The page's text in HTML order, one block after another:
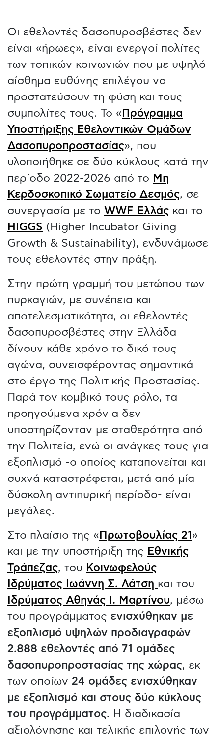
Οι εθελοντές δασοπυροσβέστες δεν
είναι «ήρωες», είναι ενεργοί πολίτες
των τοπικών κοινωνιών που με υψηλό
αίσθημα ευθύνης επιλέγου να
προστατεύσουν τη φύση και τους
συμπολίτες τους. Το « Πρόγραμμα
Υποστήριξης Εθελοντικών Ομάδων
Δασοπυροπροστασίας», που
υλοποιήθηκε σε δύο κύκλους κατά την
περίοδο 2022-2026 από το Μη
Κερδοσκοπικό Σωματείο Δεσμός, σε
συνεργασία με το WWF Ελλάς και το
HIGGS (Higher Incubator Giving
Growth & Sustainability), ενδυνάμωσε
τους εθελοντές στην πράξη.
Στην πρώτη γραμμή του μετώπου των
πυρκαγιών, με συνέπεια και
αποτελεσματικότητα, οι εθελοντές
δασοπυροσβέστες στην Ελλάδα
δίνουν κάθε χρόνο το δικό τους
αγώνα, συνεισφέροντας σημαντικά
στο έργο της Πολιτικής Προστασίας.
Παρά τον κομβικό τους ρόλο, τα
προηγούμενα χρόνια δεν
υποστηρίζονταν με σταθερότητα από
την Πολιτεία, ενώ οι ανάγκες τους για
εξοπλισμό -ο οποίος καταπονείται και
συχνά καταστρέφεται, μετά από μία
δύσκολη αντιπυρική περίοδο- είναι
μεγάλες.
Στο πλαίσιο της « Πρωτοβουλίας 21 »
και με την υποστήριξη της Εθνικής
Τράπεζας, του Κοινωφελούς
Ιδρύματος Ιωάννη Σ. Λάτση και του
Ιδρύματος Αθηνάς Ι. Μαρτίνου, μέσω
του προγράμματος ενισχύθηκαν με
εξοπλισμό υψηλών προδιαγραφών
2.888 εθελοντές από 71 ομάδες
δασοπυροπροστασίας της χώρας, εκ
των οποίων 24 ομάδες ενισχύθηκαν
με εξοπλισμό και στους δύο κύκλους
του προγράμματος. Η διαδικασία
αξιολόγησης και τελικής επιλογής των